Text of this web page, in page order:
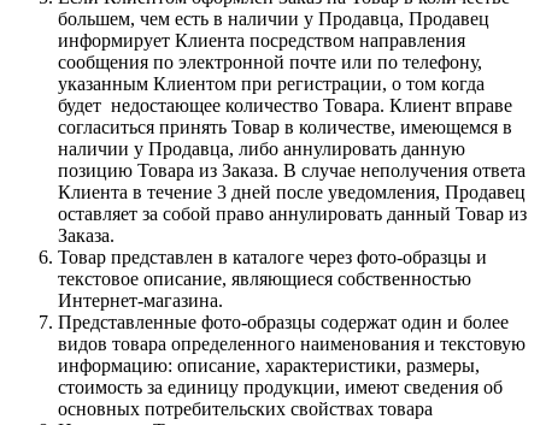
большем, чем есть в наличии у Продавца, Продавец
информирует Клиента посредством направления
сообщения по электронной почте или по телефону,
указанным Клиентом при регистрации, о том когда
будет недостающее количество Товара. Клиент вправе
согласиться принять Товар в количестве, имеющемся в
наличии у Продавца, либо аннулировать данную
позицию Товара из Заказа. В случае неполучения ответа
Клиента в течение 3 дней после уведомления, Продавец
оставляет за собой право аннулировать данный Товар из
Заказа.
Товар представлен в каталоге через фото-образцы и
текстовое описание, являющиеся собственностью
Интернет-магазина.
Представленные фото-образцы содержат один и более
видов товара определенного наименования и текстовую
информацию: описание, характеристики, размеры,
стоимость за единицу продукции, имеют сведения об
основных потребительских свойствах товара